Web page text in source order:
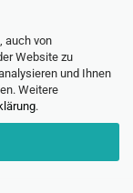
auch von
Website zu
und Ihnen
Weitere
.